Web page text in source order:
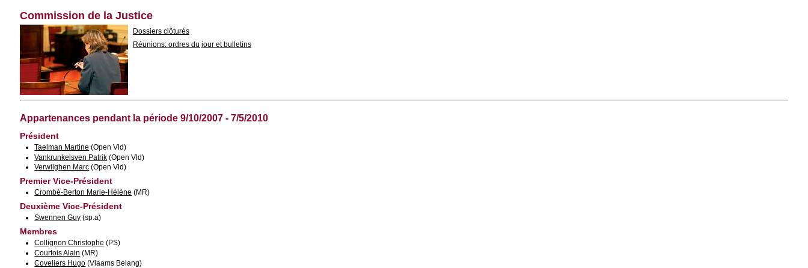
Commission de la Justice
Dossiers clôturés
Réunions: ordres du jour et bulletins
Appartenances pendant la période 9/10/2007 - 7/5/2010
Président
Taelman Martine (Open Vld)
Vankrunkelsven Patrik (Open Vld)
Verwilghen Marc (Open Vld)
Premier Vice-Président
Crombé-Berton Marie-Hélène (MR)
Deuxième Vice-Président
Swennen Guy (sp.a)
Membres
Collignon Christophe (PS)
Courtois Alain (MR)
Coveliers Hugo (Vlaams Belang)